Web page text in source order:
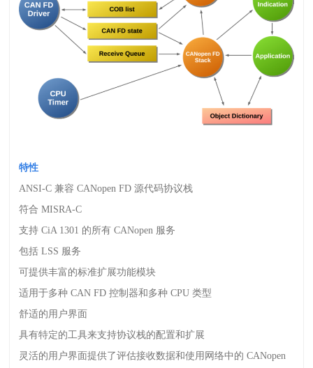
特性
ANSI-C兼容CANopen FD源代码协议栈
符合 MISRA-C
支持 CiA 1301 的所有CANopen 服务
包括 LSS 服务
可提供丰富的标准扩展功能模块
适用于多种 CAN FD控制器和多种CPU类型
舒适的用户界面
具有特定的工具来支持协议栈的配置和扩展
灵活的用户界面提供了评估接收数据和使用网络中的 CANopen